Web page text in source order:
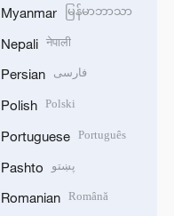
Myanmar မြန်မာဘာသာ
Nepali नेपाली
Persian فارسی
Polish Polski
Portuguese Português
Pashto پښتو
Romanian Română